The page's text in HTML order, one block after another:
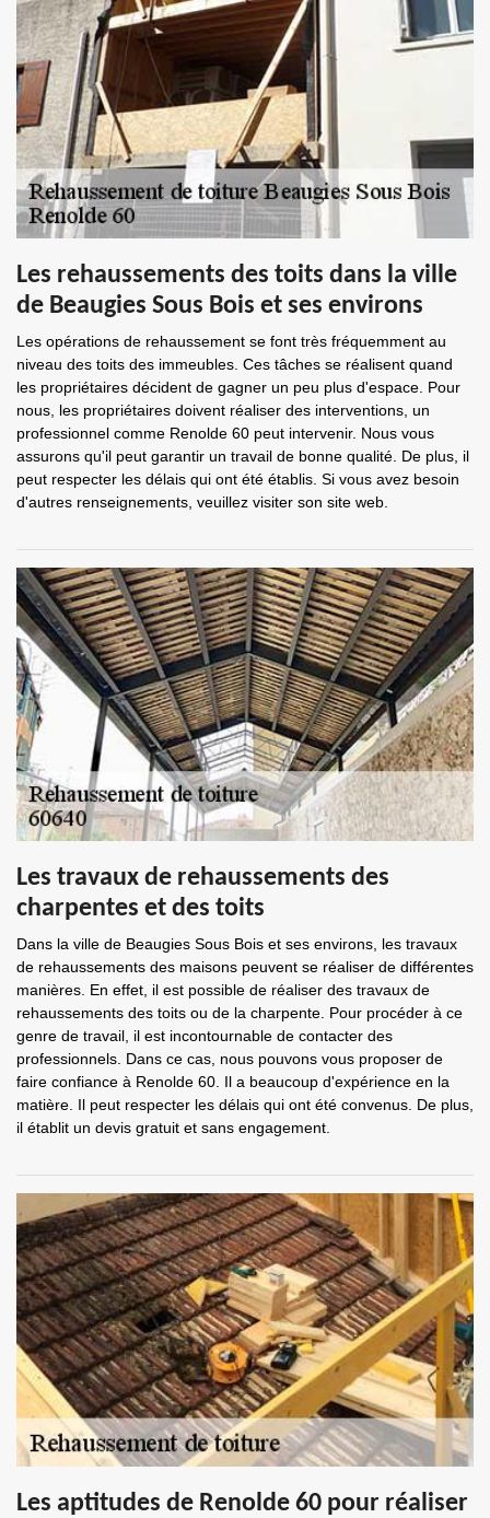
Les rehaussements des toits dans la ville
de Beaugies Sous Bois et ses environs
Les opérations de rehaussement se font très fréquemment au
niveau des toits des immeubles. Ces tâches se réalisent quand
les propriétaires décident de gagner un peu plus d'espace. Pour
nous, les propriétaires doivent réaliser des interventions, un
professionnel comme Renolde 60 peut intervenir. Nous vous
assurons qu'il peut garantir un travail de bonne qualité. De plus, il
peut respecter les délais qui ont été établis. Si vous avez besoin
d'autres renseignements, veuillez visiter son site web.
Les travaux de rehaussements des
charpentes et des toits
Dans la ville de Beaugies Sous Bois et ses environs, les travaux
de rehaussements des maisons peuvent se réaliser de différentes
manières. En effet, il est possible de réaliser des travaux de
rehaussements des toits ou de la charpente. Pour procéder à ce
genre de travail, il est incontournable de contacter des
professionnels. Dans ce cas, nous pouvons vous proposer de
faire confiance à Renolde 60. Il a beaucoup d'expérience en la
matière. Il peut respecter les délais qui ont été convenus. De plus,
il établit un devis gratuit et sans engagement.
Les aptitudes de Renolde 60 pour réaliser